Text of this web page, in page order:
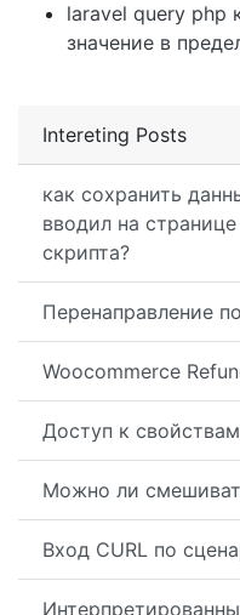
Intereting Posts
как сохранить
вводил на
скрипта?
Перенаправление
Woocommerce
Доступ к
Можно ли
Вход CURL по
laravel query php
значение в